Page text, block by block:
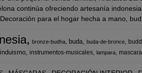
continúa ofreciendo artesanía
para el hogar hecha a mano,
bronze-budha buda buda-de-bronce
instrumentos-musicales lampara mascara